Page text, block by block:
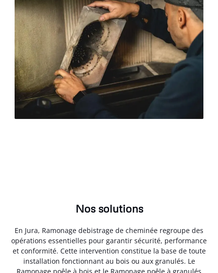
Nos solutions
En Jura, Ramonage debistrage de cheminée regroupe des
opérations essentielles pour garantir sécurité, performance
et conformité. Cette intervention constitue la base de toute
installation fonctionnant au bois ou aux granulés. Le